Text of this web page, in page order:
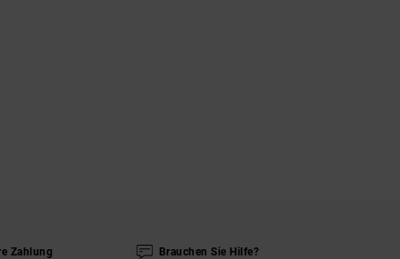
Zahlung Brauchen Sie Hilfe?